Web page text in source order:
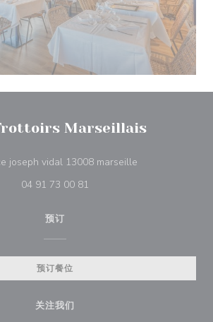
Marseillais
joseph vidal 13008 marseille((在新窗口中打开
04 91 73 00 81
预订
预订餐位
关注我们